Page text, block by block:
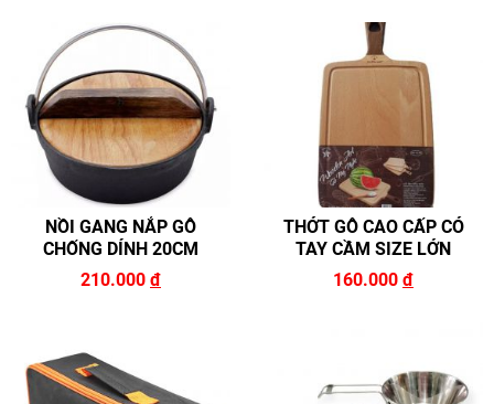
NỒI GANG NẮP GỖ
CHỐNG DÍNH 20CM
210.000 đ
THỚT GỖ CAO CẤP CÓ
TAY CẦM SIZE LỚN
160.000 đ